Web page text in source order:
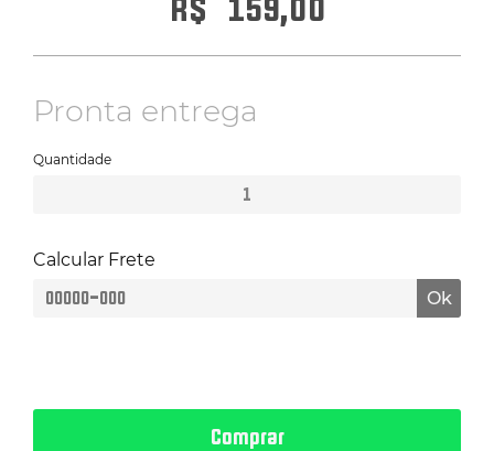
R$ 159,00
Pronta entrega
Quantidade
quantidade
Calcular Frete
Ok
Comprar